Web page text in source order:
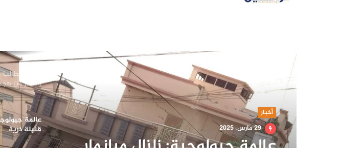
أخبار
29 مارس، 2025
أمريكا
وتحذر من
قنبلة ذرية